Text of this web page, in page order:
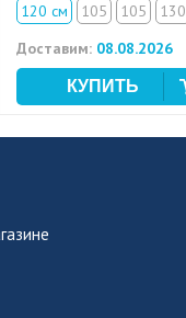
120 см
105 105 130
Доставим: 08.08.2026